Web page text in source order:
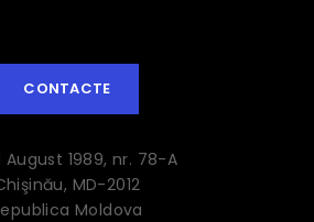
CONTACTE
August 1989, nr. 78-A
MD-2012
Moldova